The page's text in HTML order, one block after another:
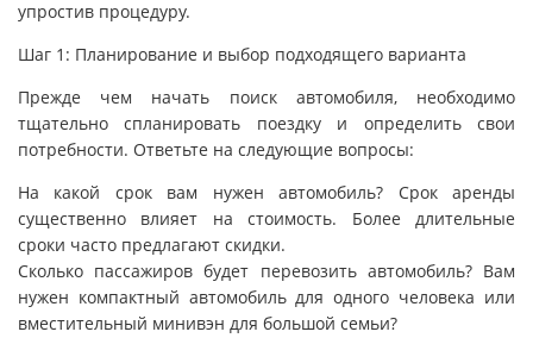
упростив процедуру.
Шаг 1: Планирование и выбор подходящего варианта
Прежде чем начать поиск автомобиля, необходимо
тщательно спланировать поездку и определить свои
потребности. Ответьте на следующие вопросы:
На какой срок вам нужен автомобиль? Срок аренды
существенно влияет на стоимость. Более длительные
сроки часто предлагают скидки.
Сколько пассажиров будет перевозить автомобиль? Вам
нужен компактный автомобиль для одного человека или
вместительный минивэн для большой семьи?